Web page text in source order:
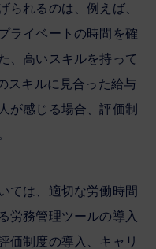
られるのは、例えば、
ライベートの時間を確
、高いスキルを持って
スキルに見合った給与
が感じる場合、評価制
ては、適切な労働時間
労務管理ツールの導入
価制度の導入、キャリ